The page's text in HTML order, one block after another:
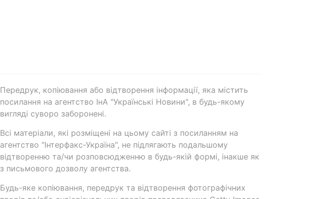
Передрук, копіювання або відтворення інформації, яка містить
посилання на агентство ІнА "Українські Новини", в будь-якому
вигляді суворо заборонені.
Всі матеріали, які розміщені на цьому сайті з посиланням на
агентство "Інтерфакс-Україна", не підлягають подальшому
відтворенню та/чи розповсюдженню в будь-якій формі, інакше як
з письмового дозволу агентства.
Будь-яке копіювання, передрук та відтворення фотографічних